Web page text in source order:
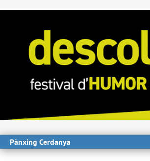
Pànxing Cerdanya